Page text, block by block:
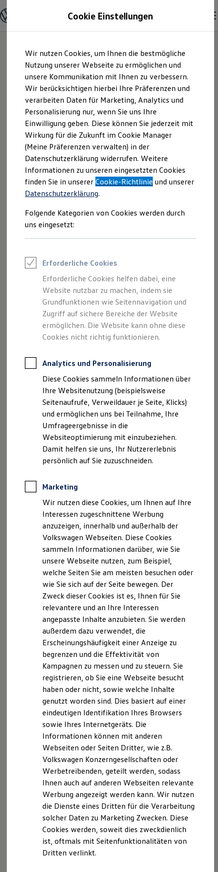
Hauptinhalt
springen
Footer
springen
Modelle und Konfigurator
Konfigurator
Modelle vergleichen
Elektroautos
ENERGY Sondermodelle
Nutzfahrzeuge
SUV und CUV
Familienautos
Kombis
Kompaktwagen
Sportwagen
Schnell verfügbare Fahrzeuge
Angebote und Produkte
Aktuelle Angebote
E-Auto-Förderung
Volkswagen Marktplatz
Die ENERGY Sondermodelle
Junge Gebrauchtwagen und Gebrauchtwagen
Volkswagen Zertifizierte Gebrauchtwagen
Elektromobilität bei Gebrauchtwagen
Saisonangebote
Reifenpakete
Leasing
Leasing-Angebote
Elektroauto Leasing
Kleinwagen-Leasing
Leasing ohne Anzahlung
Finanzierung
Autokredit mit Schlussrate
Versicherungen und Garantien
Kfz-Versicherung
Restschuldversicherungen
Garantien
Professional Class bei Volkswagen
Behörden
Direktkunden
Sonderfahrzeuge
Anpfiff zum Gewinn
Elektromobilität
Elektroautos
ID. Tutorials
Elektrofahrzeugkonzepte
ID. EVERY1
Reichweite
Rekuperation
Laden unterwegs
Laden Zuhause
Ladestationen finden
Ladezeitensimulator
Batterie
Sicherheit
Nachhaltigkeit
Technologie
Kosten und Kauf
Kaufoptionen
E-Auto-Förderung
Software und Konnektivität
Die ID. Software 6
ID. Software Versionen und Updates
Digitale Extras
Schnittstellen zu Ihrem ID.
Hybridautos
Marke und Erlebnis
Volkswagen R und R Experience
R-Modelle
R Experience
Driving Experience
Volkswagen entdecken
Werkbesichtigung
Lifestyle Shop
T-Roc Kollektion
Golf Kollektion
ID. Kollektion
Volkswagen Kollektion
R-Kollektion
GTI Kollektion
Fußball Drop
we drive football
#wedriveproud
Besitzer und Service
Software Updates
Service und Ersatzteile
Ludwig Dippel
GmbH | Impressum
& Rechtliches
Hier finden Sie Informationen über uns
(Ludwig Dippel GmbH) als
verantwortlichen Anbieter von Inhalten
und Angeboten, die auf dieser Website
speziell aufgeführt sind.
Impressum
Datenschutzerklärung
Impressum
Autohaus Ludwig Dippel GmbH
Marburger Str. 50
35279 Neustadt
Telefon: 06692 – 96010
Fax: 06692 – 960120
E-Mail:info@autopark-dippel.de
Dippel, Stefan Dippel, Andreas Dippel
Registergericht : Amtsgericht Marburg
Handelsregisternr. : HR B 3585
Gebundener Versicherungsvertreter nach § 34d Abs. 4
Bundesrepublik Deutschland
Aufsichtsbehörde: IHK Kassel-Marburg
Kurfürstenstr. 9
34117 Kassel
Versicherungsvermittlerregister (
www.vermittlerregister.info)
Register Nr. D-HICH-NIVDZ-47
USt-Ident-Nummer DE 1953 69573
Mitglied der Industrie- und Handelskammer Kassel-
Marburg
Kurfürstenstr. 9
34117 Kassel
Berufsrechtliche Regelungen:
§34d Gewerbeordnung (ggf. § 34 e Gewerbeordnung)
§§ 59 – 68 VVG VersVermV
Die berufsrechtlichen Regelungen können über
Cookie Einstellungen
Wir nutzen Cookies, um Ihnen die bestmögliche
Nutzung unserer Webseite zu ermöglichen und
unsere Kommunikation mit Ihnen zu verbessern.
Wir berücksichtigen hierbei Ihre Präferenzen und
verarbeiten Daten für Marketing, Analytics und
Personalisierung nur, wenn Sie uns Ihre
Einwilligung geben. Diese können Sie jederzeit mit
Wirkung für die Zukunft im Cookie Manager
(Meine Präferenzen verwalten) in der
Datenschutzerklärung widerrufen. Weitere
Informationen zu unseren eingesetzten Cookies
finden Sie in unsererCookie-Richtlinie und unserer
Datenschutzerklärung.
Folgende Kategorien von Cookies werden durch
uns eingesetzt:
Erforderliche Cookies
Erforderliche Cookies helfen dabei, eine
Website nutzbar zu machen, indem sie
Grundfunktionen wie Seitennavigation und
Zugriff auf sichere Bereiche der Website
ermöglichen. Die Website kann ohne diese
Cookies nicht richtig funktionieren.
Analytics und Personalisierung
Diese Cookies sammeln Informationen über
Ihre Websitenutzung (beispielsweise
Seitenaufrufe, Verweildauer je Seite, Klicks)
und ermöglichen uns bei Teilnahme, Ihre
Umfrageergebnisse in die
Websiteoptimierung mit einzubeziehen.
Damit helfen sie uns, Ihr Nutzererlebnis
persönlich auf Sie zuzuschneiden.
Marketing
Wir nutzen diese Cookies, um Ihnen auf Ihre
Interessen zugeschnittene Werbung
anzuzeigen, innerhalb und außerhalb der
Volkswagen Webseiten. Diese Cookies
sammeln Informationen darüber, wie Sie
unsere Webseite nutzen, zum Beispiel,
welche Seiten Sie am meisten besuchen oder
wie Sie sich auf der Seite bewegen. Der
Zweck dieser Cookies ist es, Ihnen für Sie
relevantere und an Ihre Interessen
angepasste Inhalte anzubieten. Sie werden
außerdem dazu verwendet, die
Erscheinungshäufigkeit einer Anzeige zu
begrenzen und die Effektivität von
Kampagnen zu messen und zu steuern. Sie
registrieren, ob Sie eine Webseite besucht
haben oder nicht, sowie welche Inhalte
genutzt worden sind. Dies basiert auf einer
eindeutigen Identifikation Ihres Browsers
sowie Ihres Internetgeräts. Die
Informationen können mit anderen
Webseiten oder Seiten Dritter, wie z.B.
Volkswagen Konzerngesellschaften oder
Werbetreibenden, geteilt werden, sodass
Ihnen auch auf anderen Webseiten relevante
Werbung angezeigt werden kann. Wir nutzen
die Dienste eines Dritten für die Verarbeitung
solcher Daten zu Marketing Zwecken. Diese
Cookies werden, soweit dies zweckdienlich
ist, oftmals mit Seitenfunktionalitäten von
Dritten verlinkt.